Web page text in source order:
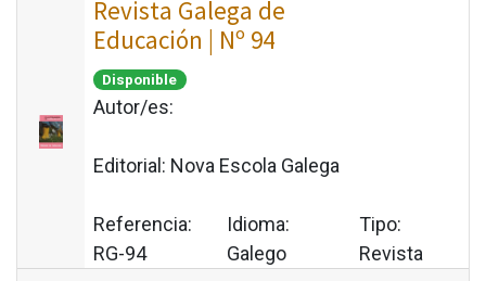
Revista Galega de
Educación | Nº 94
Disponible
Autor/es:
Editorial: Nova Escola Galega
Referencia:
RG-94
Idioma:
Galego
Tipo:
Revista